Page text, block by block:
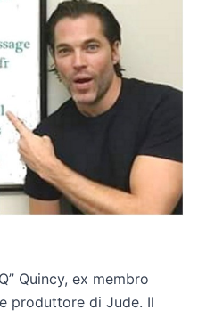
Quincy, ex membro
produttore di Jude. Il